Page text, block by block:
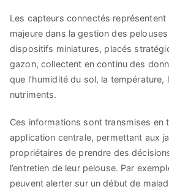
Les capteurs connectés représentent
majeure dans la gestion des
dispositifs miniatures, placés
gazon, collectent en continu des
que l’humidité du sol, la température,
nutriments.
Ces informations sont transmises en
application centrale, permettant aux
propriétaires de prendre des
l’entretien de leur pelouse. Par
peuvent alerter sur un début de